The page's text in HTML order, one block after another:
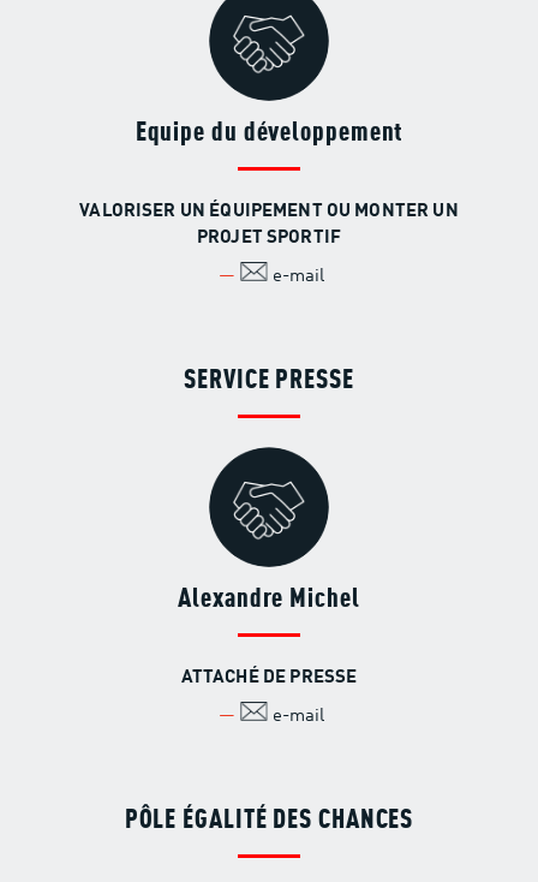
Equipe du développement
VALORISER UN ÉQUIPEMENT OU MONTER UN
PROJET SPORTIF
e-mail
SERVICE PRESSE
Alexandre Michel
ATTACHÉ DE PRESSE
e-mail
PÔLE ÉGALITÉ DES CHANCES